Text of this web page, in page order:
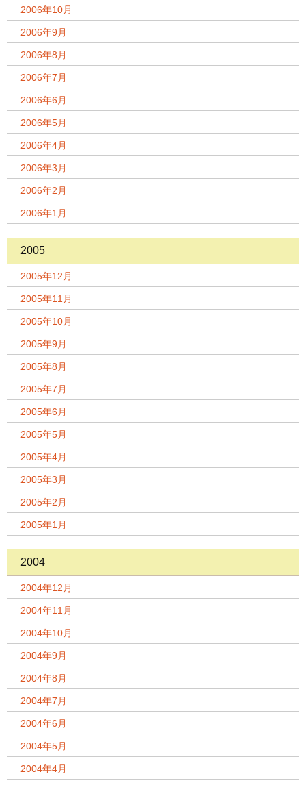
2006年10月
2006年9月
2006年8月
2006年7月
2006年6月
2006年5月
2006年4月
2006年3月
2006年2月
2006年1月
2005
2005年12月
2005年11月
2005年10月
2005年9月
2005年8月
2005年7月
2005年6月
2005年5月
2005年4月
2005年3月
2005年2月
2005年1月
2004
2004年12月
2004年11月
2004年10月
2004年9月
2004年8月
2004年7月
2004年6月
2004年5月
2004年4月